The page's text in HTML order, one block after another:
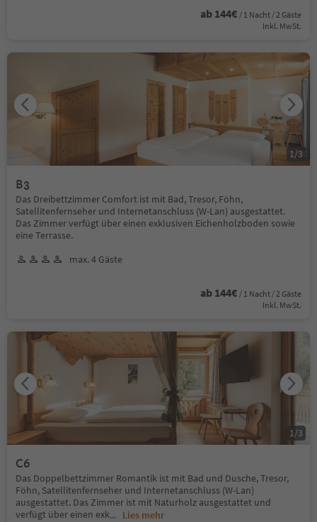
ab 144€ / 1 Nacht / 2 Gäste
Inkl. MwSt.
B3
Das Dreibettzimmer Comfort ist mit Bad, Tresor, Föhn,
Satellitenfernseher und Internetanschluss (W-Lan) ausgestattet.
Das Zimmer verfügt über einen exklusiven Eichenholzboden sowie
eine Terrasse.
max. 4 Gäste
ab 144€ / 1 Nacht / 2 Gäste
Inkl. MwSt.
1 /3
C6
Das Doppelbettzimmer Romantik ist mit Bad und Dusche, Tresor,
Föhn, Satellitenfernseher und Internetanschluss (W-Lan)
ausgestattet. Das Zimmer ist mit Naturholz ausgestattet und
verfügt über einen exk... Lies mehr
1 /3